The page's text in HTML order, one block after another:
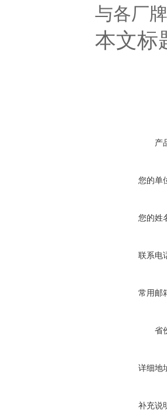
与各厂
本文标
产
您的单
您的姓
联系电
常用邮
省
详细地
补充说